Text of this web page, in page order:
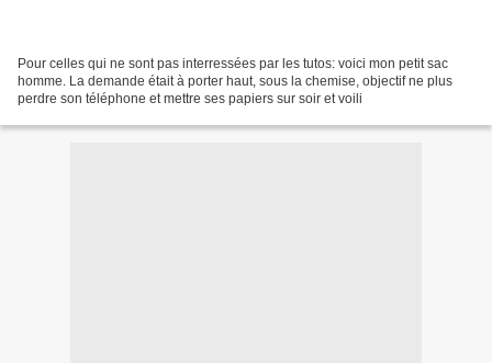
Pour celles qui ne sont pas interressées par les tutos: voici mon petit sac
homme. La demande était à porter haut, sous la chemise, objectif ne plus
perdre son téléphone et mettre ses papiers sur soir et voili